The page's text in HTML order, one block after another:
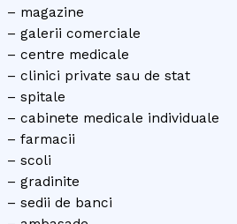
– magazine
– galerii comerciale
– centre medicale
– clinici private sau de stat
– spitale
– cabinete medicale individuale
– farmacii
– scoli
– gradinite
– sedii de banci